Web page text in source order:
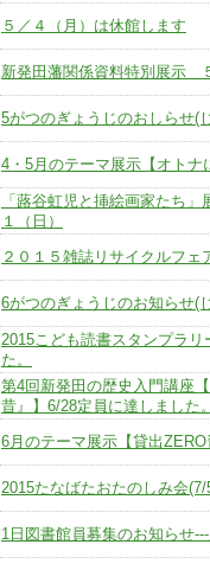
５／４（月）は休館します
新発田藩関係資料特別展示
5がつのぎょうじのおしらせ(
4・5月のテーマ展示【オトナ
「蕗谷虹児と挿絵画家たち
１（日）
２０１５雑誌リサイクルフ
6がつのぎょうじのお知らせ(
2015こども読書スタンプラ
た。
第4回新発田の歴史入門講座
昔』】6/28定員に達しました。
6月のテーマ展示【貸出ZERO
2015たなばたおたのしみ会
1日図書館員募集のお知らせ